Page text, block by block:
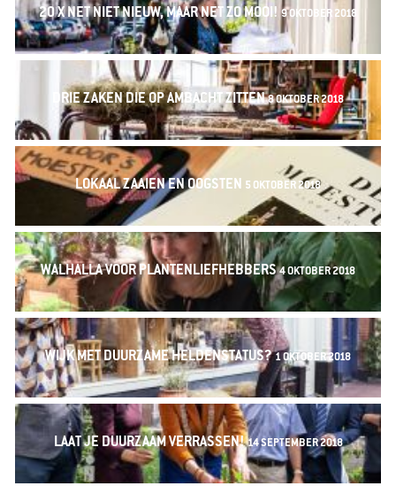
20 X NET NIET NIEUW, MAAR NET ZO MOOI! 9 OKTOBER 2018
DRIE ZAKEN DIE OP AMBACHT ZITTEN 8 OKTOBER 2018
LOKAAL ZAAIEN EN OOGSTEN 5 OKTOBER 2018
WALHALLA VOOR PLANTENLIEFHEBBERS 4 OKTOBER 2018
WIJK MET DUURZAME HELDENSTATUS? 1 OKTOBER 2018
LAAT JE DUURZAAM VERRASSEN! 14 SEPTEMBER 2018